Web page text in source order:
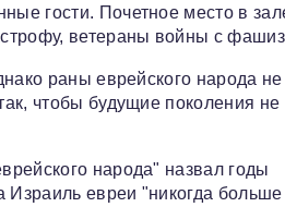
гости. Почетное место в
ветераны войны с
раны еврейского народа не
чтобы будущие поколения не
народа" назвал годы
Израиль евреи "никогда